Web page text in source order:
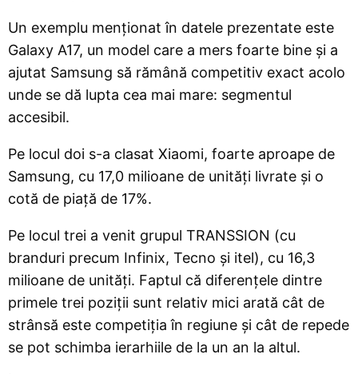
Un exemplu menționat în datele prezentate este
Galaxy A17, un model care a mers foarte bine și a
ajutat Samsung să rămână competitiv exact acolo
unde se dă lupta cea mai mare: segmentul
accesibil.
Pe locul doi s-a clasat Xiaomi, foarte aproape de
Samsung, cu 17,0 milioane de unități livrate și o
cotă de piață de 17%.
Pe locul trei a venit grupul TRANSSION (cu
branduri precum Infinix, Tecno și itel), cu 16,3
milioane de unități. Faptul că diferențele dintre
primele trei poziții sunt relativ mici arată cât de
strânsă este competiția în regiune și cât de repede
se pot schimba ierarhiile de la un an la altul.